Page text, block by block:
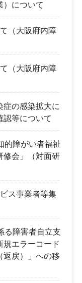
）について
（大阪府内障
（大阪府内障
症の感染拡大に
認等について
障がい者福祉
修会」（対面研
ス事業者等集
る障害者自立支
規エラーコード
返戻）」への移